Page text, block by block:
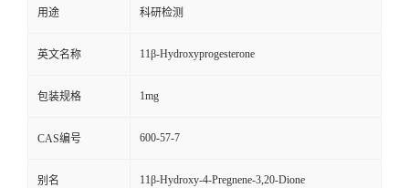
用途 科研检测
英文名称 11β-Hydroxyprogesterone
包装规格 1mg
CAS编号 600-57-7
别名 11β-Hydroxy-4-Pregnene-3,20-Dione